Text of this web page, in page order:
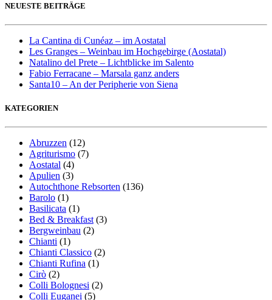
NEUESTE BEITRÄGE
La Cantina di Cunéaz – im Aostatal
Les Granges – Weinbau im Hochgebirge (Aostatal)
Natalino del Prete – Lichtblicke im Salento
Fabio Ferracane – Marsala ganz anders
Santa10 – An der Peripherie von Siena
KATEGORIEN
Abruzzen (12)
Agriturismo (7)
Aostatal (4)
Apulien (3)
Autochthone Rebsorten (136)
Barolo (1)
Basilicata (1)
Bed & Breakfast (3)
Bergweinbau (2)
Chianti (1)
Chianti Classico (2)
Chianti Rufina (1)
Cirò (2)
Colli Bolognesi (2)
Colli Euganei (5)